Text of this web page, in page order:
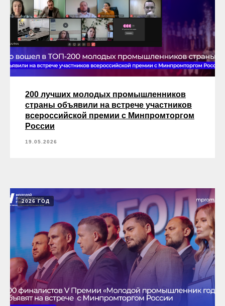
200 лучших молодых промышленников
страны объявили на встрече участников
всероссийской премии с Минпромторгом
России
19.05.2026
2026 ГОД